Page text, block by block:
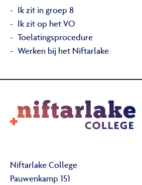
Ik zit in groep 8
Ik zit op het VO
Toelatingsprocedure
Werken bij het Niftarlake
Niftarlake College
Pauwenkamp 151